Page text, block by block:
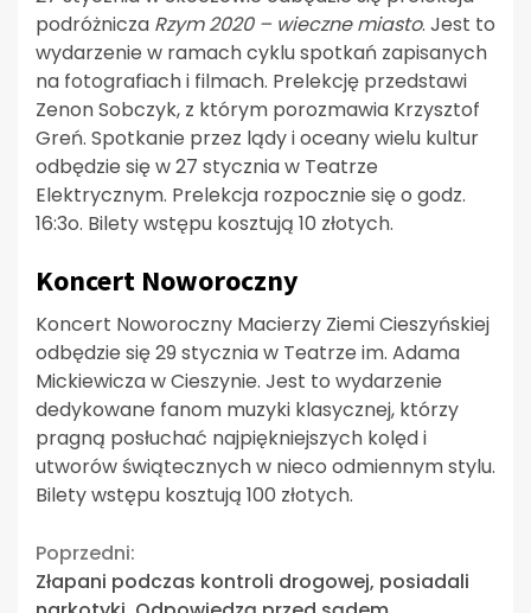
podróżnicza Rzym 2020 – wieczne miasto. Jest to
wydarzenie w ramach cyklu spotkań zapisanych
na fotografiach i filmach. Prelekcję przedstawi
Zenon Sobczyk, z którym porozmawia Krzysztof
Greń. Spotkanie przez lądy i oceany wielu kultur
odbędzie się w 27 stycznia w Teatrze
Elektrycznym. Prelekcja rozpocznie się o godz.
16:3o. Bilety wstępu kosztują 10 złotych.
Koncert Noworoczny
Koncert Noworoczny Macierzy Ziemi Cieszyńskiej
odbędzie się 29 stycznia w Teatrze im. Adama
Mickiewicza w Cieszynie. Jest to wydarzenie
dedykowane fanom muzyki klasycznej, którzy
pragną posłuchać najpiękniejszych kolęd i
utworów świątecznych w nieco odmiennym stylu.
Bilety wstępu kosztują 100 złotych.
Continue
Poprzedni:
Złapani podczas kontroli drogowej, posiadali